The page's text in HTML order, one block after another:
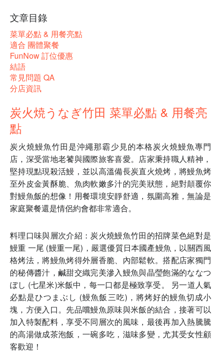
文章目錄
菜單必點 & 用餐亮點
適合 團體聚餐
FunNow 訂位優惠
結語
常見問題 QA
分店資訊
炭火焼うなぎ竹田 菜單必點 & 用餐亮
點
炭火燒鰻魚竹田是沖繩那霸少見的本格炭火燒鰻魚專門
店，深受當地老饕與國際旅客喜愛。店家秉持職人精神，
堅持現點現殺活鰻，並以高溫備長炭直火燒烤，將鰻魚烤
至外皮金黃酥脆、魚肉軟嫩多汁的完美狀態，絕對顛覆你
對鰻魚飯的想像！用餐環境安靜舒適，氛圍高雅，無論是
家庭聚餐還是情侶約會都非常適合。
料理口味與層次介紹：炭火燒鰻魚竹田的招牌菜色絕對是
鰻重 一尾 (鰻重一尾)，嚴選優質日本國產鰻魚，以關西風
格烤法，將鰻魚烤得外層香脆、內部鬆軟。搭配店家獨門
的秘傳醬汁，鹹甜交織完美滲入鰻魚與晶瑩飽滿的ななつ
ぼし (七星米)米飯中，每一口都是極致享受。 另一道人氣
必點是ひつまぶし (鰻魚飯三吃)，將烤好的鰻魚切成小
塊，方便入口。先品嚐鰻魚原味與米飯的結合，接著可以
加入特製配料，享受不同層次的風味，最後再加入熱騰騰
的高湯做成茶泡飯，一碗多吃，滋味多變，尤其受女性顧
客歡迎！